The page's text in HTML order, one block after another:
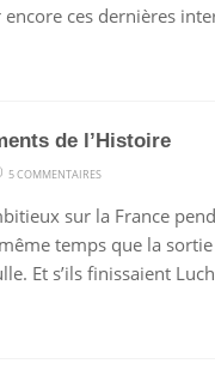
encore ces dernières
de l’Histoire
5 COMMENTAIRES
BÉGAIEMENTS
DE
L’HISTOIRE
sur la France
temps que la
Et s’ils finissaient